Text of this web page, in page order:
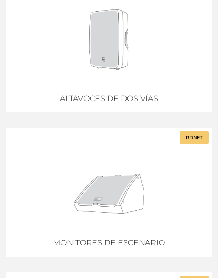
ALTAVOCES DE DOS VÍAS
RDNET
MONITORES DE ESCENARIO